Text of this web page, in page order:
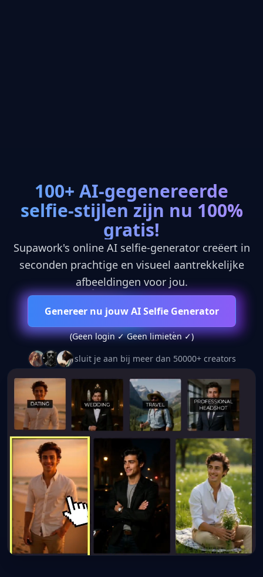
100+ AI-gegenereerde
selfie-stijlen zijn nu 100%
gratis!
Supawork's online AI selfie-generator creëert in
seconden prachtige en visueel aantrekkelijke
afbeeldingen voor jou.
Genereer nu jouw AI Selfie Generator
(Geen login ✓ Geen limieten ✓)
sluit je aan bij meer dan 50000+ creators